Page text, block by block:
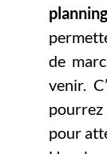
de
venir.
pour